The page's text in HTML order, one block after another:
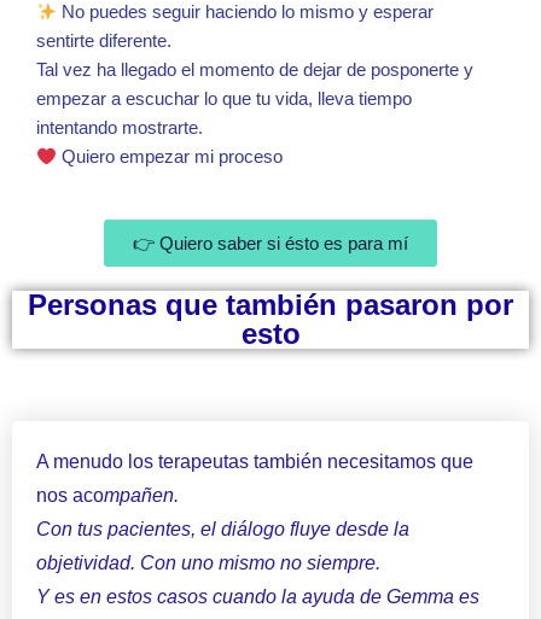
No puedes seguir haciendo lo mismo y esperar
sentirte diferente.
Tal vez ha llegado el momento de dejar de posponerte y
empezar a escuchar lo que tu vida, lleva tiempo
intentando mostrarte.
Quiero empezar mi proceso
👉 Quiero saber si ésto es para mí
Personas que también pasaron por
esto
A menudo los terapeutas también necesitamos que
nos acompañen.
Con tus pacientes, el diálogo fluye desde la
objetividad. Con uno mismo no siempre.
Y es en estos casos cuando la ayuda de Gemma es